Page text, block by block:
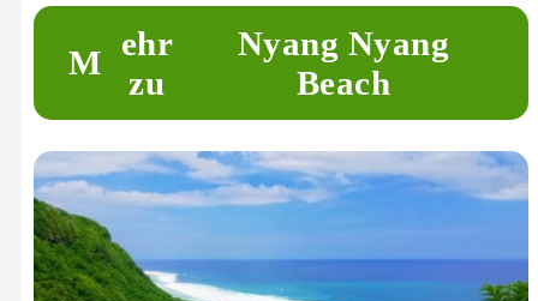
M
ehr
zu
Nyang Nyang
Beach